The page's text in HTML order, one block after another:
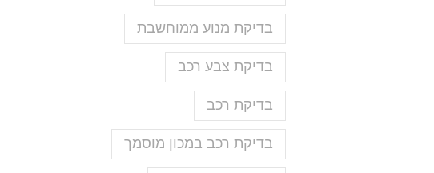
בדיקת מנוע ממוחשבת
בדיקת צבע רכב
בדיקת רכב
בדיקת רכב במכון מוסמך